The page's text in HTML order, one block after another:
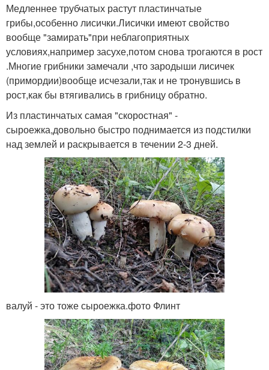
Медленнее трубчатых растут пластинчатые
грибы,особенно лисички.Лисички имеют свойство
вообще "замирать"при неблагоприятных
условиях,например засухе,потом снова трогаются в рост
.Многие грибники замечали ,что зародыши лисичек
(примордии)вообще исчезали,так и не тронувшись в
рост,как бы втягивались в грибницу обратно.
Из пластинчатых самая "скоростная" -
сыроежка,довольно быстро поднимается из подстилки
над землей и раскрывается в течении 2-3 дней.
валуй - это тоже сыроежка.фото Флинт